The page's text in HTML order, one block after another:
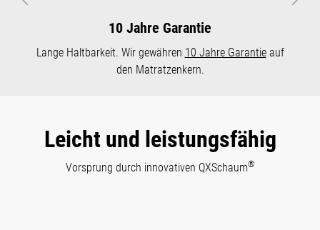
10 Jahre Garantie
Lange Haltbarkeit. Wir gewähren 10 Jahre Garantieauf
den Matratzenkern.
Vorheriges
Leicht und leistungsfähig
Vorsprung durch innovativen QXSchaum®